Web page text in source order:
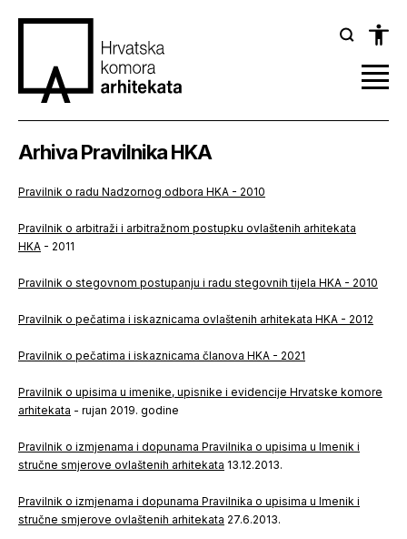
Arhiva Pravilnika HKA
Pravilnik o radu Nadzornog odbora HKA - 2010
Pravilnik o arbitraži i arbitražnom postupku ovlaštenih arhitekata
HKA - 2011
Pravilnik o stegovnom postupanju i radu stegovnih tijela HKA - 2010
Pravilnik o pečatima i iskaznicama ovlaštenih arhitekata HKA - 2012
Pravilnik o pečatima i iskaznicama članova HKA - 2021
Pravilnik o upisima u imenike, upisnike i evidencije Hrvatske komore
arhitekata - rujan 2019. godine
Pravilnik o izmjenama i dopunama Pravilnika o upisima u Imenik i
stručne smjerove ovlaštenih arhitekata 13.12.2013.
Pravilnik o izmjenama i dopunama Pravilnika o upisima u Imenik i
stručne smjerove ovlaštenih arhitekata 27.6.2013.